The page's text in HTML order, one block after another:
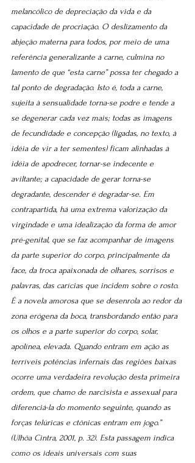
melancólico de depreciação da vida e da
capacidade de procriação. O deslizamento da
abjeção materna para todos, por meio de uma
referência generalizante à carne, culmina no
lamento de que “esta carne” possa ter chegado a
tal ponto de degradação. Isto é, toda a carne,
sujeita à sensualidade torna-se podre e tende a
se degenerar cada vez mais; todas as imagens
de fecundidade e concepção (ligadas, no texto, à
idéia de vir a ter sementes) ficam alinhadas à
idéia de apodrecer, tornar-se indecente e
aviltante; a capacidade de gerar torna-se
degradante, descender é degradar-se. Em
contrapartida, há uma extrema valorização da
virgindade e uma idealização da forma de amor
pré-genital, que se faz acompanhar de imagens
da parte superior do corpo, principalmente da
face, da troca apaixonada de olhares, sorrisos e
palavras, das carícias que incidem sobre o rosto.
É a novela amorosa que se desenrola ao redor da
zona erógena da boca, transbordando então para
os olhos e a parte superior do corpo, solar,
apolínea, elevada. Quando entram em ação as
terríveis potências infernais das regiões baixas
ocorre uma verdadeira revolução desta primeira
ordem, que chamo de narcisista e assexual para
diferenciá-la do momento seguinte, quando as
forças telúricas e ctônicas entram em jogo.”
(Ulhôa Cintra, 2001, p. 32). Esta passagem indica
como os ideais universais com suas